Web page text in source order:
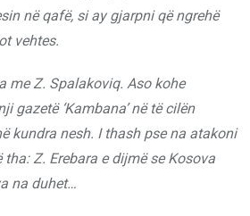
në qafë, si ay gjarpni që ngrehë
vehtes.
Z. Spalakoviq. Aso kohe
gazetë ‘Kambana’ në të cilën
kundra nesh. I thash pse na atakoni
Z. Erebara e dijmë se Kosova
na duhet…